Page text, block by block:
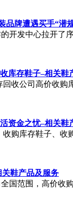
品牌遭遇买手“潜
开发中心拉开了
库存鞋子–相关鞋
回收公司高价收购
资金之忧–相关鞋
收购库存鞋子 、
关鞋产品及服务
国范围，高价收